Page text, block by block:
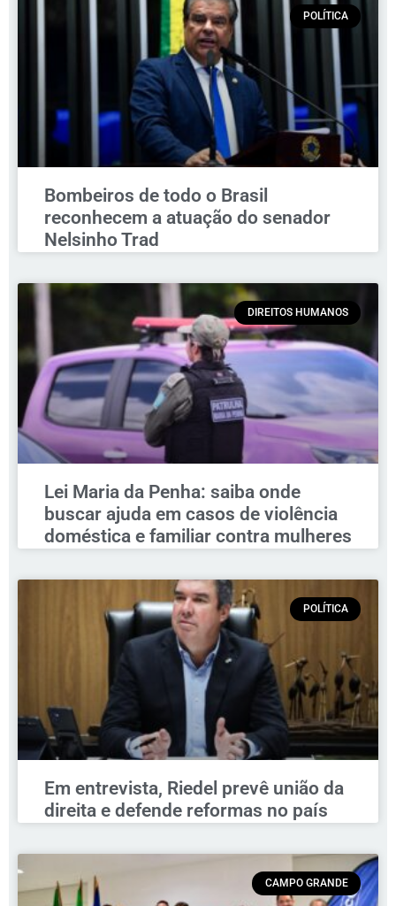
POLÍTICA
Bombeiros de todo o Brasil
reconhecem a atuação do senador
Nelsinho Trad
DIREITOS HUMANOS
Lei Maria da Penha: saiba onde
buscar ajuda em casos de violência
doméstica e familiar contra mulheres
POLÍTICA
Em entrevista, Riedel prevê união da
direita e defende reformas no país
CAMPO GRANDE